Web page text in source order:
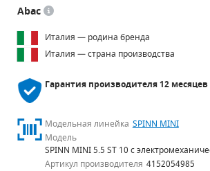
Abac
Италия — родина бренда
Италия — страна производства
Гарантия производителя12 месяцев
Модельная линейка SPINN MINI
Модель
SPINN MINI 5.5 ST 10 с
Артикул производителя 4152054985
ДЕТАЛИ ПОГРУЖНЫХ НАСОСОВ
ШЛАНГИ ДЛЯ МОТОПОМП